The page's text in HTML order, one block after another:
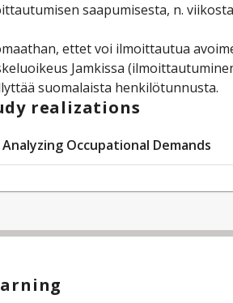
saapumisesta, n.
ettet voi ilmoittautua
Jamkissa
suomalaista henkilötunnusta.
realizations
Analyzing Occupational Demands